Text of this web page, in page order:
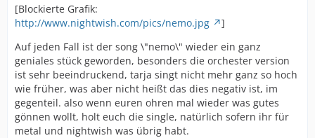
[Blockierte Grafik:
http://www.nightwish.com/pics/nemo.jpg
]
Auf jeden Fall ist der song \"nemo\" wieder ein ganz
geniales stück geworden, besonders die orchester version
ist sehr beeindruckend, tarja singt nicht mehr ganz so hoch
wie früher, was aber nicht heißt das dies negativ ist, im
gegenteil. also wenn euren ohren mal wieder was gutes
gönnen wollt, holt euch die single, natürlich sofern ihr für
metal und nightwish was übrig habt.